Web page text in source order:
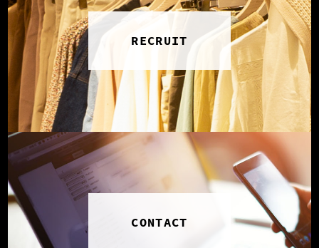
RECRUIT
CONTACT